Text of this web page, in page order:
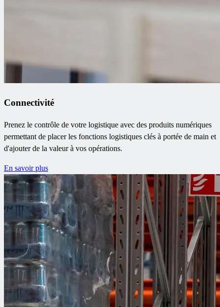
Connectivité
Prenez le contrôle de votre logistique avec des produits numériques
permettant de placer les fonctions logistiques clés à portée de main et
d'ajouter de la valeur à vos opérations.
En savoir plus